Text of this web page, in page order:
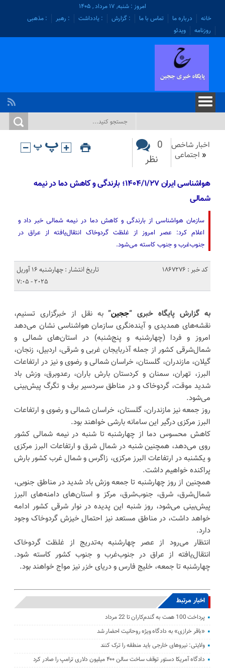
امروز : شنبه, ۱۷ مرداد , ۱۴۰۵
خانه
درباره ما تماس با ما : گزارش : یادداشت : رهبر
: مذهبی
روزنامه
ویدئو
اخبار شاخص
« اجتماعی
0
نظر
هواشناسی ایران ۱۴۰۴/۱/۲۷؛ بارندگی و کاهش دما در نیمه
شمالی
سازمان هواشناسی از بارندگی و کاهش دما در نیمه شمالی خبر داد و
اعلام کرد: عصر امروز از غلظت گردوخاک انتقال‌یافته از عراق در
جنوب‌غرب و جنوب کاسته می‌شود.
کد خبر : 1867276
تاریخ انتشار : چهارشنبه 16 آوریل
2025 - 7:05
به گزارش پایگاه خبری “ججین”به نقل از خبرگزاری تسنیم،
نقشه‌های همدیدی و آینده‌نگری سازمان هواشناسی نشان می‌دهد
امروز و فردا (چهارشنبه و پنج‌شنبه) در استان‌های شمالی و
شمال‌شرقی کشور از جمله آذربایجان غربی و شرقی، اردبیل، زنجان،
گیلان، مازندران، گلستان، خراسان شمالی و رضوی و نیز در ارتفاعات
البرز، تهران، سمنان و کردستان بارش باران، رعدوبرق، وزش باد
شدید موقت، گردوخاک و در مناطق سردسیر برف و تگرگ پیش‌بینی
می‌شود.
روز جمعه نیز مازندران، گلستان، خراسان شمالی و رضوی و ارتفاعات
البرز مرکزی درگیر این سامانه بارشی خواهند بود.
کاهش محسوس دما از چهارشنبه تا شنبه در نیمه شمالی کشور
روی می‌دهد، همچنین شنبه در شمال شرق و ارتفاعات البرز مرکزی
و یکشنبه در ارتفاعات البرز مرکزی، زاگرس و شمال غرب کشور بارش
پراکنده خواهیم داشت.
همچنین از روز چهارشنبه تا جمعه وزش باد شدید در مناطق جنوبی،
شمال‌شرق، شرق، جنوب‌شرق، مرکز و استان‌های دامنه‌های البرز
پیش‌بینی می‌شود، روز شنبه این پدیده در نوار شرقی کشور ادامه
خواهد داشت، در مناطق مستعد نیز احتمال خیزش گردوخاک وجود
دارد.
انتظار می‌رود از عصر چهارشنبه به‌تدریج از غلظت گردوخاک
انتقال‌یافته از عراق در جنوب‌غرب و جنوب کشور کاسته شود.
چهارشنبه تا جمعه، خلیج فارس و دریای خزر نیز مواج خواهند بود.
اخبار مرتبط
پرداخت 100 همت به گندم‌کاران تا 22 مرداد
«باقر خرازی» به دادگاه ویژه روحانیت احضار شد
ولایتی: نیرو‌های خارجی باید منطقه را ترک کنند
دادگاه آمریکا دستور توقف ساخت سالن ۴۰۰ میلیون دلاری ترامپ را صادر کرد